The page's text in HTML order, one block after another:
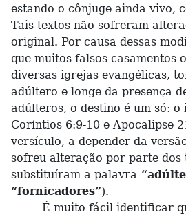
estando o cônjuge ainda vivo,
Tais textos não sofreram
original. Por causa dessas
que muitos falsos casamentos
diversas igrejas evangélicas,
adúltero e longe da presença
adúlteros, o destino é um só: o
Coríntios 6:9-10 e Apocalipse
versículo, a depender da
sofreu alteração por parte dos
substituíram a palavra
“fornicadores”).
É muito fácil identificar